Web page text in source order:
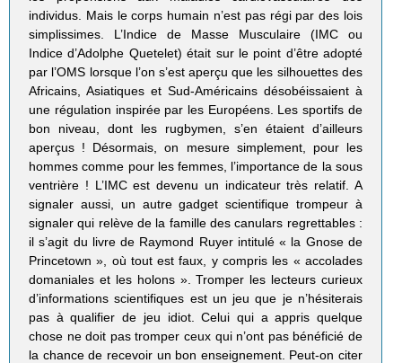
individus. Mais le corps humain n’est pas régi par des lois
simplissimes. L’Indice de Masse Musculaire (IMC ou
Indice d’Adolphe Quetelet) était sur le point d’être adopté
par l’OMS lorsque l’on s’est aperçu que les silhouettes des
Africains, Asiatiques et Sud-Américains désobéissaient à
une régulation inspirée par les Européens. Les sportifs de
bon niveau, dont les rugbymen, s’en étaient d’ailleurs
aperçus ! Désormais, on mesure simplement, pour les
hommes comme pour les femmes, l’importance de la sous
ventrière ! L’IMC est devenu un indicateur très relatif. A
signaler aussi, un autre gadget scientifique trompeur à
signaler qui relève de la famille des canulars regrettables :
il s’agit du livre de Raymond Ruyer intitulé « la Gnose de
Princetown », où tout est faux, y compris les « accolades
domaniales et les holons ». Tromper les lecteurs curieux
d’informations scientifiques est un jeu que je n’hésiterais
pas à qualifier de jeu idiot. Celui qui a appris quelque
chose ne doit pas tromper ceux qui n’ont pas bénéficié de
la chance de recevoir un bon enseignement. Peut-on citer